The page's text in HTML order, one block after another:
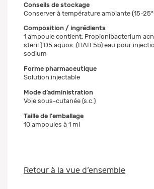
Conseils de stockage
Conserver à température ambiante (15-
Composition / ingrédients
1 ampoule contient: Propionibacterium
steril.) D5 aquos. (HAB 5b) eau pour
sodium
Forme pharmaceutique
Solution injectable
Mode d’administration
Voie sous-cutanée (s.c.)
Taille de l'emballage
10 ampoules à 1 ml
Retour à la vue d’ensemble